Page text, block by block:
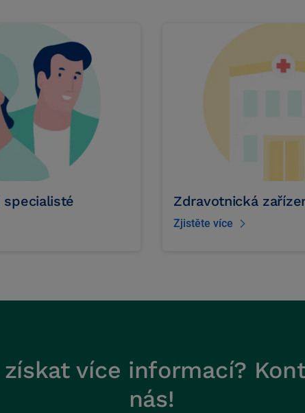
specialisté Zdravotnická
Zjistěte více
získat více informací?
nás!